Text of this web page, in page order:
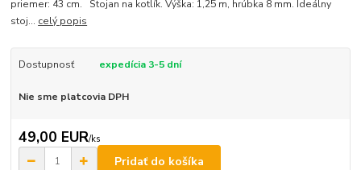
priemer: 43 cm. Stojan na kotlík. Výška: 1,25 m, hrúbka 8 mm. Ideálny
stoj... celý popis
Dostupnosť expedícia 3-5 dní
Nie sme platcovia DPH
49,00 EUR/ks
Pridať do košíka